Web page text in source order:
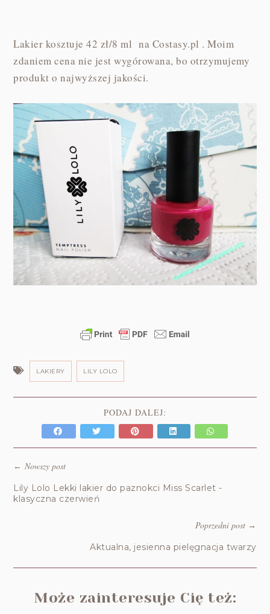
Lakier kosztuje 42 zł/8 ml na Costasy.pl . Moim
zdaniem cena nie jest wygórowana, bo otrzymujemy
produkt o najwyższej jakości.
LAKIERY LILY LOLO
PODAJ DALEJ:
←Nowszy post
Lily Lolo Lekki lakier do paznokci Miss Scarlet -
klasyczna czerwień
Poprzedni post→
Aktualna, jesienna pielęgnacja twarzy
Może zainteresuje Cię też: